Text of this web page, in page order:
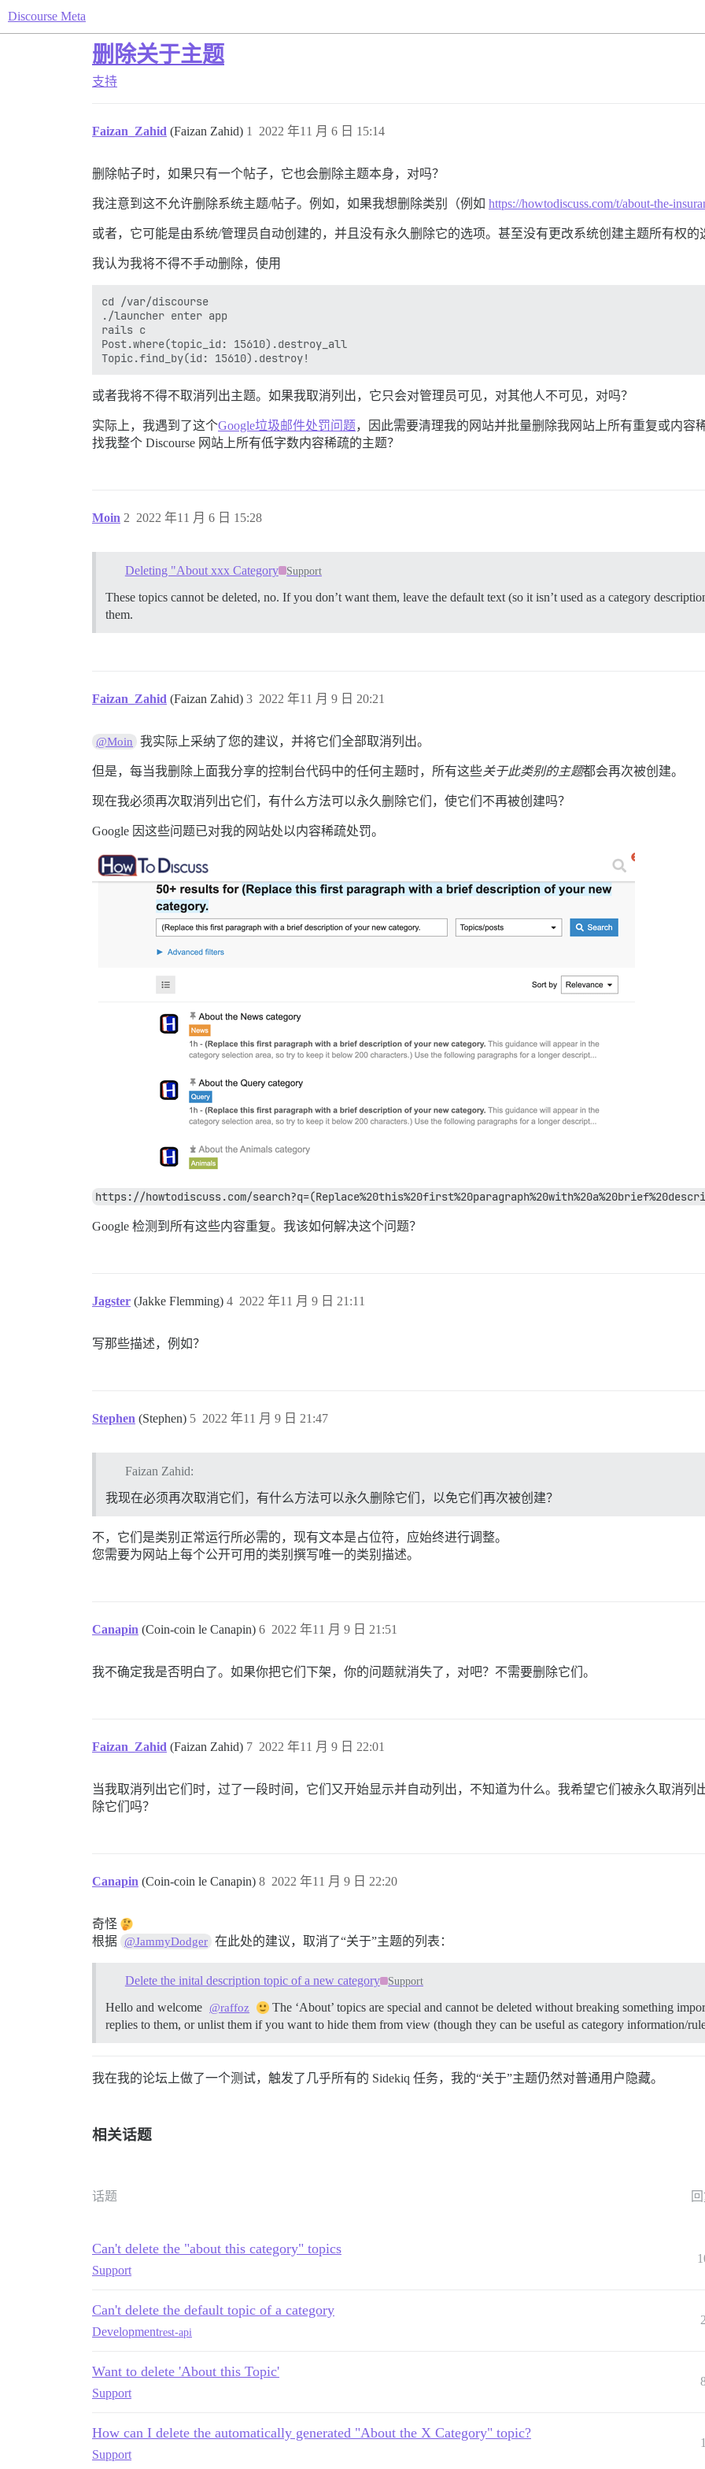
Discourse Meta
删除关于主题
支持
Faizan_Zahid (Faizan Zahid) 2022 年11 月 6 日 15:14
1
删除帖子时，如果只有一个帖子，它也会删除主题本身，对吗？
我注意到这不允许删除系统主题/帖子。例如，如果我想删除类别（例如 https://howtodiscuss.com/t/about-the-
或者，它可能是由系统/管理员自动创建的，并且没有永久删除它的选项。甚至没有更改系统创建主题所有权的
我认为我将不得不手动删除，使用
cd /var/discourse
./launcher enter app
rails c
Post.where(topic_id: 15610).destroy_all
或者我将不得不取消列出主题。如果我取消列出，它只会对管理员可见，对其他人不可见，对吗？
实际上，我遇到了这个Google垃圾邮件处罚问题，因此需要清理我的网站并批量删除我网站上所有重复或内容
找我整个 Discourse 网站上所有低字数内容稀疏的主题？
Moin 2022 年11 月 6 日 15:28
2
Deleting "About xxx Category Support
These topics cannot be deleted, no. If you don’t want them, leave the default text (so it isn’t used as a category
them.
Faizan_Zahid (Faizan Zahid) 2022 年11 月 9 日 20:21
3
@Moin 我实际上采纳了您的建议，并将它们全部取消列出。
但是，每当我删除上面我分享的控制台代码中的任何主题时，所有这些关于此类别的主题都会再次被创建。
现在我必须再次取消列出它们，有什么方法可以永久删除它们，使它们不再被创建吗？
Google 因这些问题已对我的网站处以内容稀疏处罚。
https://howtodiscuss.com/
Google 检测到所有这些内容重复。我该如何解决这个问题？
Jagster (Jakke Flemming) 2022 年11 月 9 日 21:11
4
写那些描述，例如？
Stephen (Stephen) 2022 年11 月 9 日 21:47
5
Faizan Zahid:
我现在必须再次取消它们，有什么方法可以永久删除它们，以免它们再次被创建？
不，它们是类别正常运行所必需的，现有文本是占位符，应始终进行调整。
您需要为网站上每个公开可用的类别撰写唯一的类别描述。
Canapin (Coin-coin le Canapin) 2022 年11 月 9 日 21:51
6
我不确定我是否明白了。如果你把它们下架，你的问题就消失了，对吧？不需要删除它们。
Faizan_Zahid (Faizan Zahid) 2022 年11 月 9 日 22:01
7
当我取消列出它们时，过了一段时间，它们又开始显示并自动列出，不知道为什么。我希望它们被永久取消列
除它们吗？
Canapin (Coin-coin le Canapin) 2022 年11 月 9 日 22:20
8
奇怪
根据 @JammyDodger 在此处的建议，取消了“关于”主题的列表：
Delete the inital description topic of a new category Support
Hello and welcome @raffoz
The ‘About’ topics are special and cannot be deleted without breaking something
replies to them, or unlist them if you want to hide them from view (though they can be useful as category information/
我在我的论坛上做了一个测试，触发了几乎所有的 Sidekiq 任务，我的“关于”主题仍然对普通用户隐藏。
相关话题
话题
Can't delete the "about this category" topics
Support
Can't delete the default topic of a category
Developmentrest-api
2
Want to delete 'About this Topic'
Support
How can I delete the automatically generated "About the X Category" topic?
Support
1